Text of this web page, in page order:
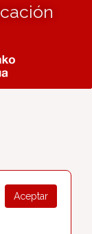
Aceptar